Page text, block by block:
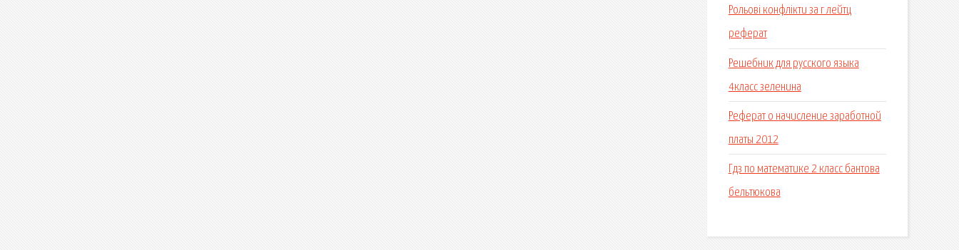
Рольові конфлікти за г лейтц
реферат
Решебник для русского языка
4класс зеленина
Реферат о начисление заработной
платы 2012
Гдз по математике 2 класс бантова
бельтюкова